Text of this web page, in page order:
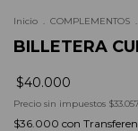
Inicio . COMPLEMENTOS .
BILLETERA
$40.000
Precio sin impuestos
$36.000 con